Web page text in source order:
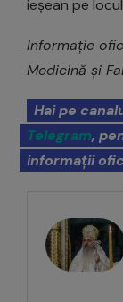
ieșean pe
Informație
Medicină și
Hai pe
Telegram,
informații